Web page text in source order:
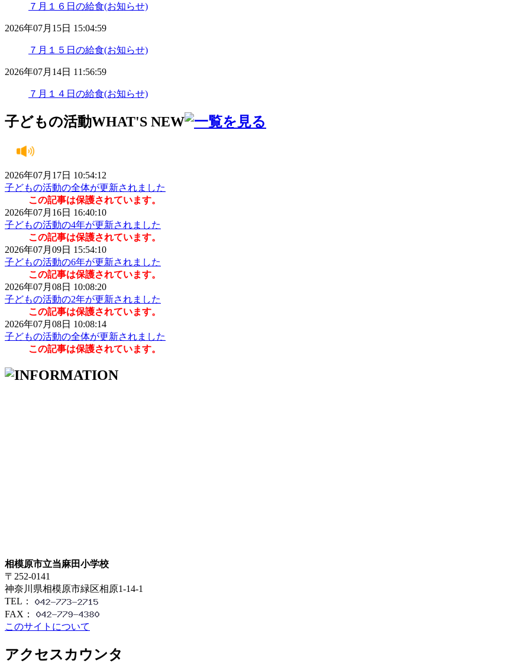
７月１６日の給食(お知らせ)
2026年07月15日 15:04:59
７月１５日の給食(お知らせ)
2026年07月14日 11:56:59
７月１４日の給食(お知らせ)
子どもの活動WHAT'S NEW
2026年07月17日 10:54:12
子どもの活動の全体が更新されました
この記事は保護されています。
2026年07月16日 16:40:10
子どもの活動の4年が更新されました
この記事は保護されています。
2026年07月09日 15:54:10
子どもの活動の6年が更新されました
この記事は保護されています。
2026年07月08日 10:08:20
子どもの活動の2年が更新されました
この記事は保護されています。
2026年07月08日 10:08:14
子どもの活動の全体が更新されました
この記事は保護されています。
相模原市立当麻田小学校
〒252-0141
神奈川県相模原市緑区相原1-14-1
TEL：
FAX：
このサイトについて
アクセスカウンタ